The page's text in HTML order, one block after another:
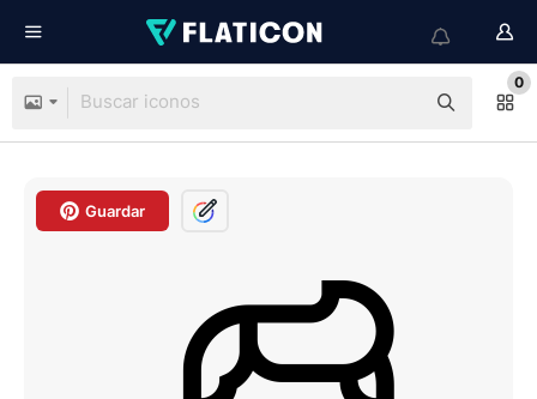
0
Guardar